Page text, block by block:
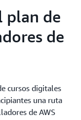
plan de
de
cursos digitales
una ruta
de AWS